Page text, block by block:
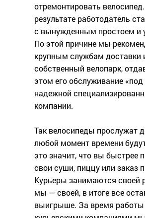
отремонтировать
результате работодатель
с вынужденным простоем и
По этой причине мы
крупным службам доставки
собственный велопарк,
этом его обслуживание
надежной
компании.
Так велосипеды прослужат
любой момент времени
это значит, что вы быстрее
свои суши, пиццу или заказ
Курьеры занимаются своей
мы — своей, в итоге все
выигрыше. За время работы